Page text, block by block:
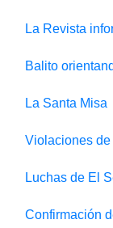
La Revista
Balito
La Santa Misa
Violaciones
Luchas de El
Confirmación